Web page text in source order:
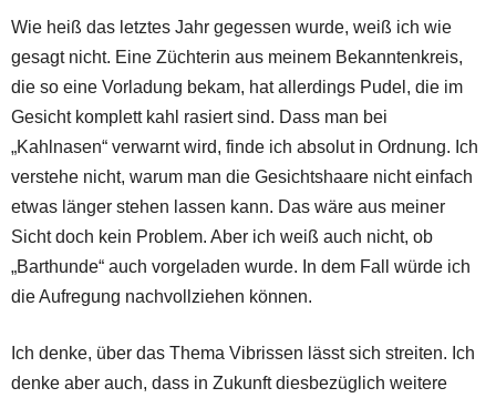
Wie heiß das letztes Jahr gegessen wurde, weiß ich wie
gesagt nicht. Eine Züchterin aus meinem Bekanntenkreis,
die so eine Vorladung bekam, hat allerdings Pudel, die im
Gesicht komplett kahl rasiert sind. Dass man bei
„Kahlnasen“ verwarnt wird, finde ich absolut in Ordnung. Ich
verstehe nicht, warum man die Gesichtshaare nicht einfach
etwas länger stehen lassen kann. Das wäre aus meiner
Sicht doch kein Problem. Aber ich weiß auch nicht, ob
„Barthunde“ auch vorgeladen wurde. In dem Fall würde ich
die Aufregung nachvollziehen können.
Ich denke, über das Thema Vibrissen lässt sich streiten. Ich
denke aber auch, dass in Zukunft diesbezüglich weitere